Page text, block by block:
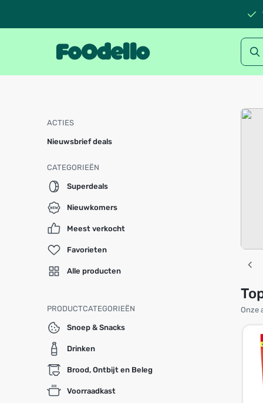
ACTIES
Nieuwsbrief deals
CATEGORIEËN
Superdeals
Nieuwkomers
Meest verkocht
Favorieten
Alle producten
PRODUCTCATEGORIEËN
Snoep & Snacks
Drinken
Brood, Ontbijt en Beleg
Voorraadkast
Onze